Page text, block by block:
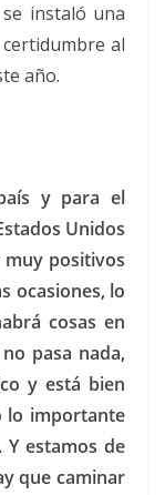
se instaló una
al
año.
y para el
Unidos
muy positivos
ocasiones, lo
cosas en
pasa nada,
y está bien
lo importante
estamos de
que caminar